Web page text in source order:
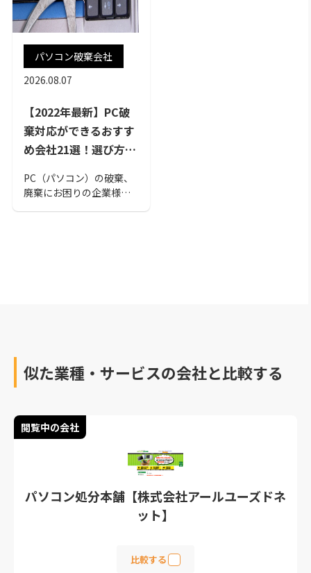
パソコン破棄会社
2026.08.07
【2022年最新】PC破
棄対応ができるおすす
め会社21選！選び方の
PC（パソコン）の破棄、
廃棄にお困りの企業様必
似た業種・サービスの会社と比較する
閲覧中の会社
パソコン処分本舗【株式会社アールユーズドネ
ット】
比較する